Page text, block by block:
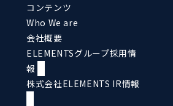
コンテンツ
Who We are
会社概要
ELEMENTSグループ採用情
報
株式会社ELEMENTS IR情報